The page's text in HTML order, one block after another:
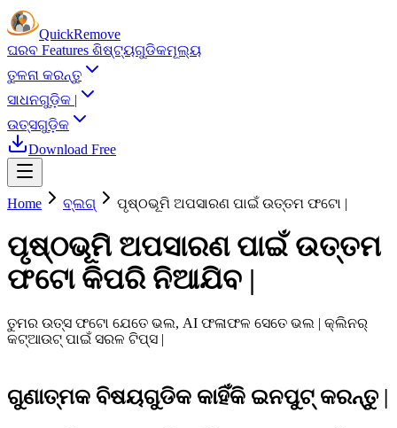
QuickRemove
ଘରବ Features ଶିଷ୍ଟ୍ୟଗୁଡିକମୂଲ୍ୟ
ତୁଳନା କରନ୍ତୁ
ସାଧନଗୁଡ଼ିକ |
ଉତ୍ସଗୁଡ଼ିକ
Download Free
Home ବ୍ଲଗ୍ ପୃଷ୍ଠଭୂମି ଅପସାରଣ ପାଇଁ ଉତ୍ତମ ଫଟୋ |
ପୃଷ୍ଠଭୂମି ଅପସାରଣ ପାଇଁ ଉତ୍ତମ
ଫଟୋ କିପରି ନିଆଯିବ |
ତୁମର ଉତ୍ସ ଫଟୋ ଯେତେ ଭଲ, AI ଫଳାଫଳ ସେତେ ଭଲ | କ୍ଲିନର୍
କଟ୍ଆଉଟ୍ ପାଇଁ ସରଳ ଟିପ୍ସ |
ଗୁଣାତ୍ମକ ବିଷୟଗୁଡିକ କାହିଁକି ଇନପୁଟ୍ କରନ୍ତୁ |